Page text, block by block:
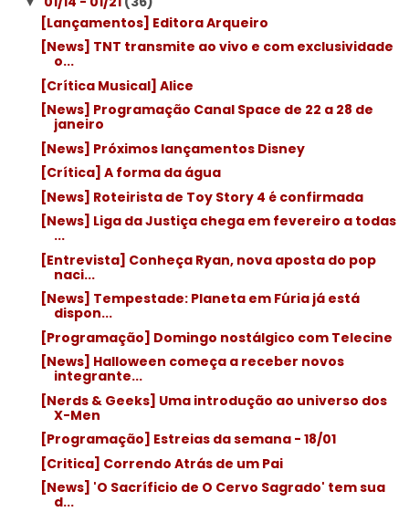
[Lançamentos] Editora Arqueiro
[News] TNT transmite ao vivo e com exclusividade
o...
[Crítica Musical] Alice
[News] Programação Canal Space de 22 a 28 de
janeiro
[News] Próximos lançamentos Disney
[Crítica] A forma da água
[News] Roteirista de Toy Story 4 é confirmada
[News] Liga da Justiça chega em fevereiro a todas
...
[Entrevista] Conheça Ryan, nova aposta do pop
naci...
[News] Tempestade: Planeta em Fúria já está
dispon...
[Programação] Domingo nostálgico com Telecine
[News] Halloween começa a receber novos
integrante...
[Nerds & Geeks] Uma introdução ao universo dos
X-Men
[Programação] Estreias da semana - 18/01
[Critica] Correndo Atrás de um Pai
[News] 'O Sacríficio de O Cervo Sagrado' tem sua
d...